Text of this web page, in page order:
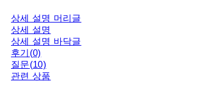
상세 설명 머리글
상세 설명
상세 설명 바닥글
후기(0)
질문(10)
관련 상품